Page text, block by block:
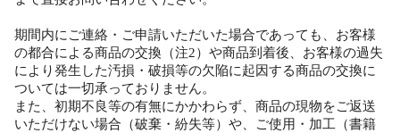
期間内にご連絡・ご申請いただいた場合であっても、お客様
の都合による商品の交換（注2）や商品到着後、お客様の過失
により発生した汚損・破損等の欠陥に起因する商品の交換に
ついては一切承っておりません。
また、初期不良等の有無にかかわらず、商品の現物をご返送
いただけない場合（破棄・紛失等）や、ご使用・加工（書籍